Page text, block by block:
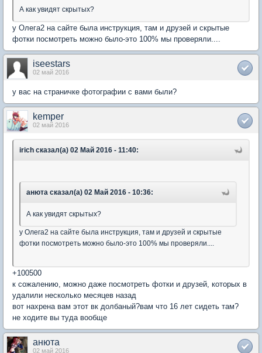
А как увидят скрытых?
у Олега2 на сайте была инструкция, там и друзей и скрытые
фотки посмотреть можно было-это 100% мы проверяли....
iseestars
02 май 2016
у вас на страничке фотографии с вами были?
kemper
02 май 2016
irich сказал(а) 02 Май 2016 - 11:40:
анюта сказал(а) 02 Май 2016 - 10:36:
А как увидят скрытых?
у Олега2 на сайте была инструкция, там и друзей и скрытые
фотки посмотреть можно было-это 100% мы проверяли....
+100500
к сожалению, можно даже посмотреть фотки и друзей, которых в
удалили несколько месяцев назад
вот нахрена вам этот вк долбаный?вам что 16 лет сидеть там?
не ходите вы туда вообще
анюта
02 май 2016